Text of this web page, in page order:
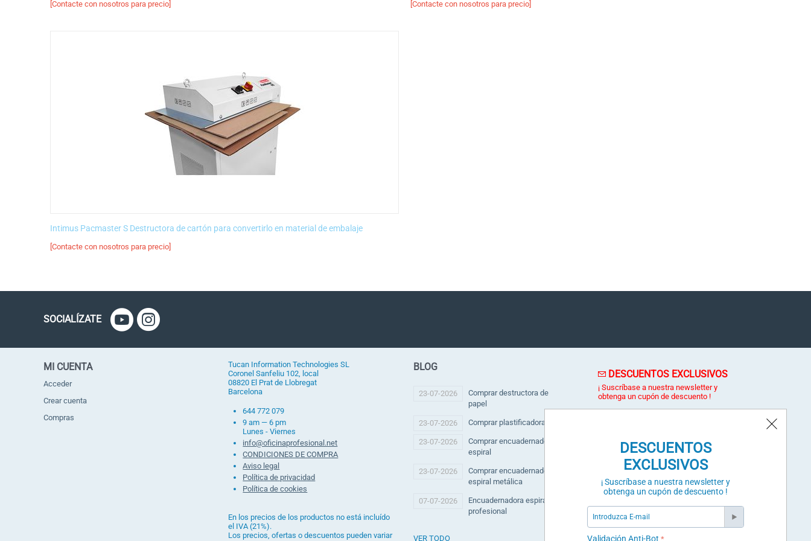
[Contacte con nosotros para precio] [Contacte con nosotros para precio]
Intimus Pacmaster S Destructora de cartón para convertirlo en material de embalaje
[Contacte con nosotros para precio]
SOCIALÍZATE
MI CUENTA
Acceder
Crear cuenta
Compras
Tucan Information Technologies SL
Coronel Sanfeliu 102, local
08820 El Prat de Llobregat
Barcelona
644 772 079
9 am — 6 pm
Lunes - Viernes
info@oficinaprofesional.net
CONDICIONES DE COMPRA
Aviso legal
Política de privacidad
Política de cookies
En los precios de los productos no está incluído
el IVA (21%).
Los precios, ofertas o descuentos pueden variar
BLOG
23-07-2026
Comprar destructora de
papel
23-07-2026 Comprar plastificadora
23-07-2026
Comprar encuadernadora
espiral
23-07-2026
Comprar encuadernadora
espiral metálica
07-07-2026
Encuadernadora espiral
profesional
VER TODO
DESCUENTOS EXCLUSIVOS
¡ Suscríbase a nuestra newsletter y
obtenga un cupón de descuento !
SUSCRÍBETE
DESCUENTOS
EXCLUSIVOS
¡ Suscríbase a nuestra newsletter y
obtenga un cupón de descuento !
Validación Anti-Bot